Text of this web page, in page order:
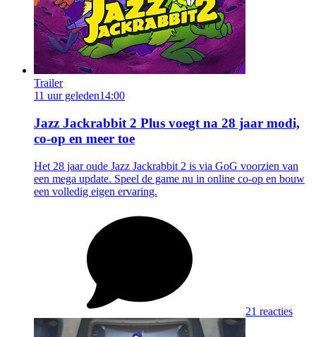
Trailer
11 uur geleden14:00
Jazz Jackrabbit 2 Plus voegt na 28 jaar modi,
co-op en meer toe
Het 28 jaar oude Jazz Jackrabbit 2 is via GoG voorzien van
een mega update. Speel de game nu in online co-op en bouw
een volledig eigen ervaring.
21 reacties